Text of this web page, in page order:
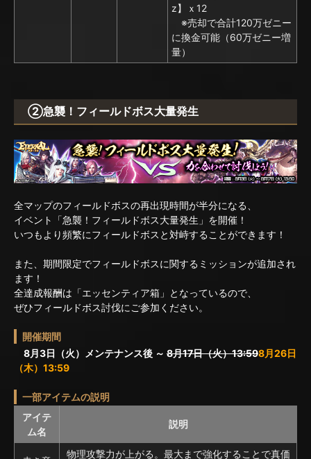
z】ｘ12
※売却で合計120万ゼニー
に換金可能（60万ゼニー増
量）
②急襲！フィールドボス大量発生
全マップのフィールドボスの再出現時間が半分になる、
イベント「急襲！フィールドボス大量発生」を開催！
いつもより頻繁にフィールドボスと対峙することができます！
また、期間限定でフィールドボスに関するミッションが追加され
ます！
全達成報酬は「エッセンティア箱」となっているので、
ぜひフィールドボス討伐にご参加ください。
開催期間
8月3日（火）メンテナンス後 ～ 8月17日（火）13:598月26日
（木）13:59
一部アイテムの説明
アイテ
ム名
説明
物理攻撃力が上がる。最大まで強化することで真価